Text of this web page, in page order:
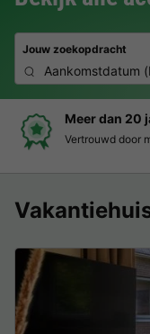
Jouw zoekopdracht
Aankomstdatum (
Boek
Duidelijke